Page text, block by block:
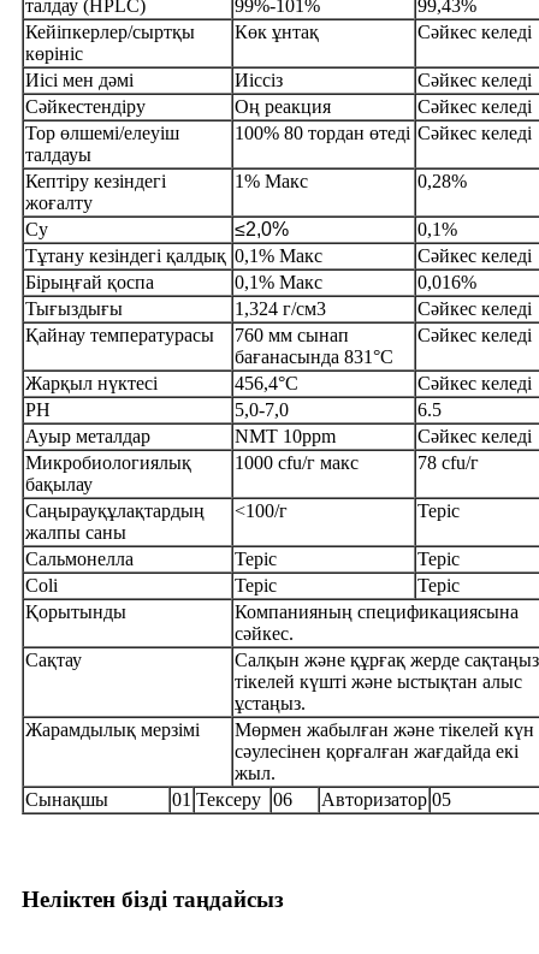
талдау (HPLC)
99%-101%
99,43%
Кейіпкерлер/сыртқы
көрініс
Көк ұнтақ Сәйкес келеді
Иісі мен дәмі Иіссіз
Сәйкес келеді
Сәйкестендіру
Оң реакция
Сәйкес келеді
Тор өлшемі/елеуіш
талдауы
100% 80 тордан өтеді Сәйкес келеді
Кептіру кезіндегі
жоғалту
1% Макс 0,28%
Су ≤2,0%
0,1%
Тұтану кезіндегі қалдық 0,1% Макс
Сәйкес келеді
Бірыңғай қоспа
0,1% Макс
0,016%
Тығыздығы
1,324 г/см3
Сәйкес келеді
Қайнау температурасы
760 мм сынап
бағанасында 831°C
Сәйкес келеді
Жарқыл нүктесі 456,4°C
Сәйкес келеді
PH
5,0-7,0
6.5
Ауыр металдар
NMT 10ppm
Сәйкес келеді
Микробиологиялық
бақылау
1000 cfu/г макс 78 cfu/г
Саңырауқұлақтардың
жалпы саны
<100/г Теріс
Сальмонелла Теріс
Теріс
Coli
Теріс
Теріс
Қорытынды
Компанияның спецификациясына
сәйкес.
Сақтау
Салқын және құрғақ жерде
тікелей күшті және ыстықтан алыс
ұстаңыз.
Жарамдылық мерзімі
Мөрмен жабылған және тікелей күн
сәулесінен қорғалған жағдайда екі
жыл.
Сынақшы
01 Тексеру 06 Авторизатор 05
Неліктен бізді таңдайсыз